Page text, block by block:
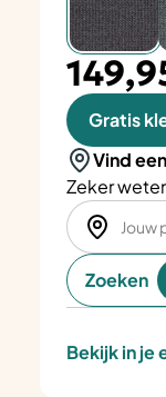
Gratis
Vind
Zeker
Zoeken
Bekijk in je